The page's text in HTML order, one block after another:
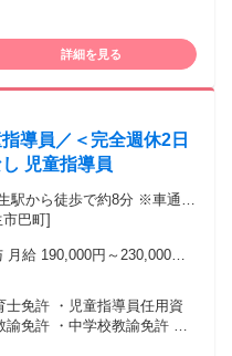
ちの方 最終学歴 学歴不問
詳細を見る
導員／＜完全週休2日
児童指導員
巴町]
月給 190,000円～230,000円
昇給あり ・賞与あり ・交通費実費支給